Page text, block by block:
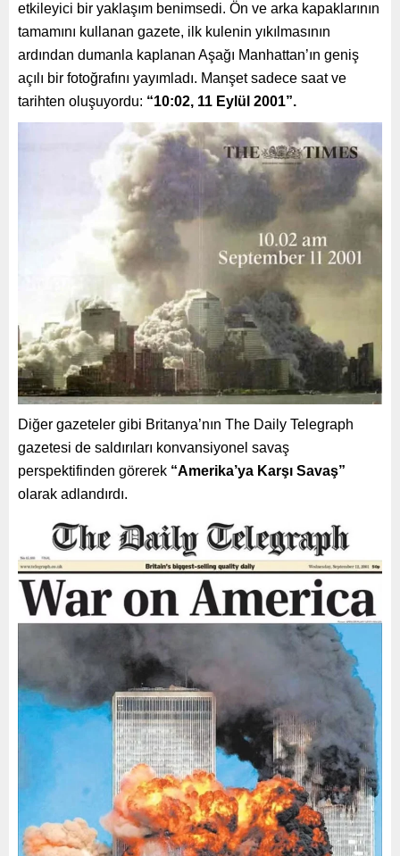
etkileyici bir yaklaşım benimsedi. Ön ve arka kapaklarının
tamamını kullanan gazete, ilk kulenin yıkılmasının
ardından dumanla kaplanan Aşağı Manhattan’ın geniş
açılı bir fotoğrafını yayımladı. Manşet sadece saat ve
tarihten oluşuyordu: “10:02, 11 Eylül 2001”.
Diğer gazeteler gibi Britanya’nın The Daily Telegraph
gazetesi de saldırıları konvansiyonel savaş
perspektifinden görerek “Amerika’ya Karşı Savaş”
olarak adlandırdı.